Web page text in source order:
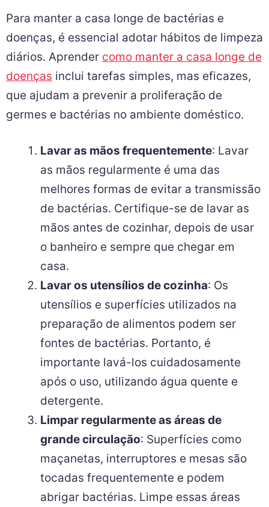
Para manter a casa longe de bactérias e
doenças, é essencial adotar hábitos de limpeza
diários. Aprender como manter a casa longe de
doenças inclui tarefas simples, mas eficazes,
que ajudam a prevenir a proliferação de
germes e bactérias no ambiente doméstico.
Lavar as mãos frequentemente: Lavar
as mãos regularmente é uma das
melhores formas de evitar a transmissão
de bactérias. Certifique-se de lavar as
mãos antes de cozinhar, depois de usar
o banheiro e sempre que chegar em
casa.
Lavar os utensílios de cozinha: Os
utensílios e superfícies utilizados na
preparação de alimentos podem ser
fontes de bactérias. Portanto, é
importante lavá-los cuidadosamente
após o uso, utilizando água quente e
detergente.
Limpar regularmente as áreas de
grande circulação: Superfícies como
maçanetas, interruptores e mesas são
tocadas frequentemente e podem
abrigar bactérias. Limpe essas áreas